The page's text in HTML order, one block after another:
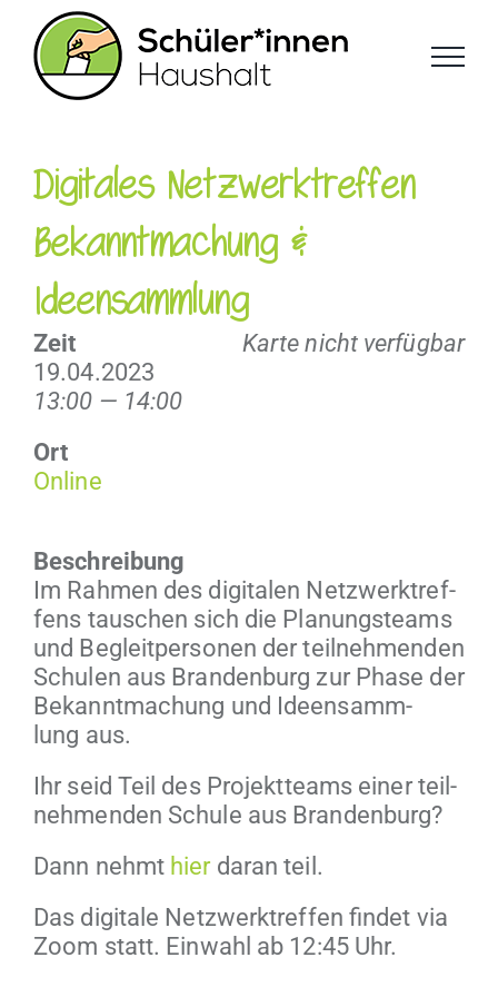
Inhalt
springen
Digitales Netzwerktreffen
Bekanntmachung &
Ideensammlung
Karte nicht verfügbar
Zeit
19.04.2023
13:00 — 14:00
Ort
Online
Beschrei­bung
Im Rah­men des dig­i­tal­en Net­zw­erk­tr­e­f­
fens tauschen sich die Pla­nung­steams
und Begleit­per­so­n­en der teil­nehmenden
Schulen aus Bran­den­burg zur Phase der
Bekan­nt­machung und Ideen­samm­
lung aus.
Ihr seid Teil des Pro­jek­t­teams ein­er teil­
nehmenden Schule aus Brandenburg?
Dann nehmt hierdaran teil.
Das dig­i­tale Net­zw­erk­tr­e­f­fen find­et via
Zoom statt. Ein­wahl ab 12:45 Uhr.